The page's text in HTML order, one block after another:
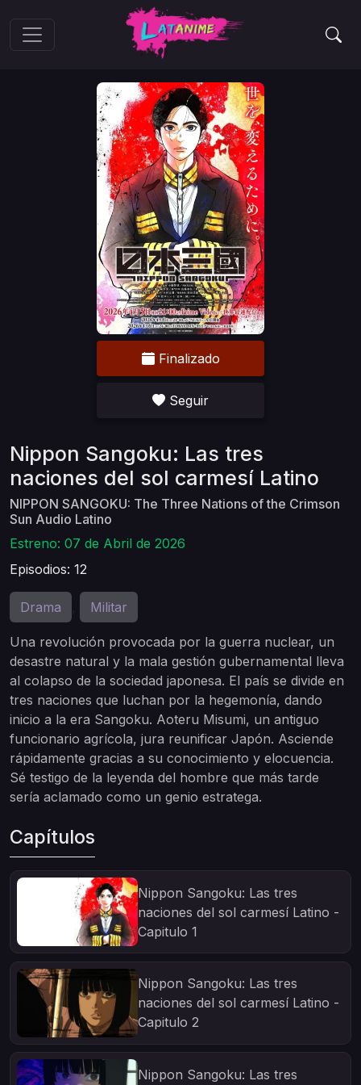
Finalizado
Seguir
Nippon Sangoku: Las tres
naciones del sol carmesí Latino
NIPPON SANGOKU: The Three Nations of the Crimson
Sun Audio Latino
Estreno: 07 de Abril de 2026
Episodios: 12
Drama Militar
Una revolución provocada por la guerra nuclear, un
desastre natural y la mala gestión gubernamental lleva
al colapso de la sociedad japonesa. El país se divide en
tres naciones que luchan por la hegemonía, dando
inicio a la era Sangoku. Aoteru Misumi, un antiguo
funcionario agrícola, jura reunificar Japón. Asciende
rápidamente gracias a su conocimiento y elocuencia.
Sé testigo de la leyenda del hombre que más tarde
sería aclamado como un genio estratega.
Capítulos
Nippon Sangoku: Las tres
naciones del sol carmesí Latino -
Capitulo 1
Nippon Sangoku: Las tres
naciones del sol carmesí Latino -
Capitulo 2
Nippon Sangoku: Las tres